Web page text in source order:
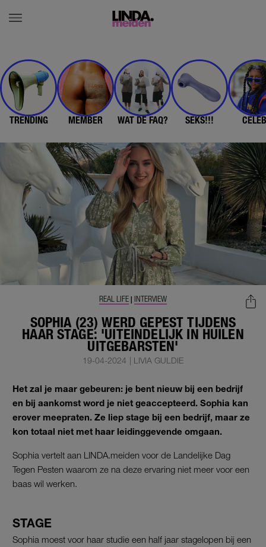
TRENDING MEMBER WAT DE FAQ? SEKS!!!
SOPHIA (23) WERD GEPEST TIJDENS
HAAR STAGE: 'UITEINDELIJK IN HUILEN
UITGEBARSTEN'
REAL LIFE | INTERVIEW
19-04-2024 | LIVIA GULDIE
Het zal je maar gebeuren: je bent nieuw bij een bedrijf
en bij aankomst word je niet geaccepteerd. Sophia kan
erover meepraten. Ze liep stage bij een bedrijf, maar ze
kon totaal niet met haar leidinggevende omgaan.
Sophia vertelt aan LINDA.meiden voor de Landelijke Dag
Tegen Pesten waarom ze na deze ervaring niet meer voor een
baas wil werken.
STAGE
Sophia moest voor haar studie een half jaar stagelopen bij een